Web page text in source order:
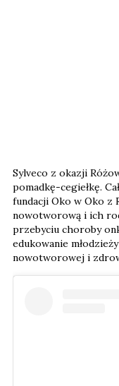
Sylveco z okazji
pomadkę-cegiełkę.
fundacji Oko w Oko z
nowotworową i ich
przebyciu choroby
edukowanie
nowotworowej i